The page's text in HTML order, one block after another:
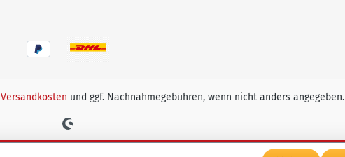
Versandkosten und ggf. Nachnahmegebühren, wenn nicht anders angegeben.